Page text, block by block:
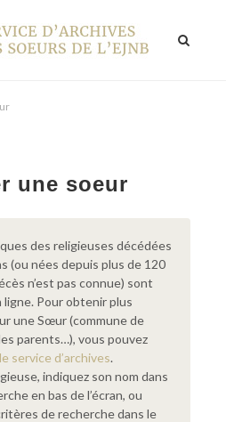
une soeur
des religieuses décédées
(ou nées depuis plus de 120
n’est pas connue) sont
ligne. Pour obtenir plus
une Sœur (commune de
parents…), vous pouvez
service d’archives.
indiquez son nom dans
en bas de l’écran, ou
de recherche dans le